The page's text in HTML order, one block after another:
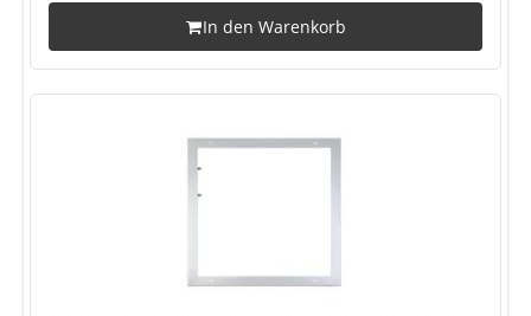
In den Warenkorb